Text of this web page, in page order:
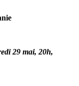
29 mai, 20h,